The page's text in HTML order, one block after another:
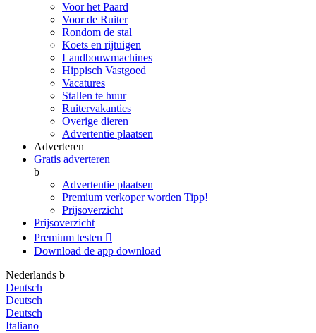
Voor het Paard
Voor de Ruiter
Rondom de stal
Koets en rijtuigen
Landbouwmachines
Hippisch Vastgoed
Vacatures
Stallen te huur
Ruitervakanties
Overige dieren
Advertentie plaatsen
Adverteren
Gratis adverteren
b
Advertentie plaatsen
Premium verkoper worden Tipp!
Prijsoverzicht
Prijsoverzicht
Premium testen 
Download de app download
Nederlands b
Deutsch
Deutsch
Deutsch
Italiano